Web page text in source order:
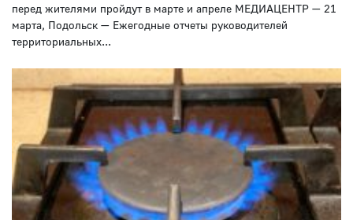
перед жителями пройдут в марте и апреле МЕДИАЦЕНТР — 21
марта, Подольск — Ежегодные отчеты руководителей
территориальных...